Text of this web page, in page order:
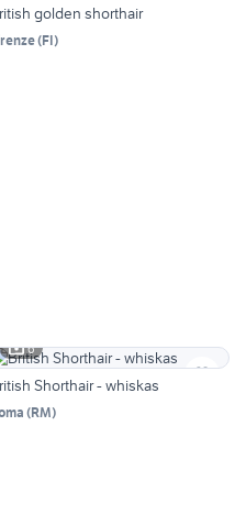
golden shorthair
(FI)
6
Shorthair - whiskas
(RM)